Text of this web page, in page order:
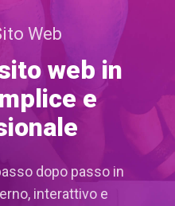
Web
web in
e
dopo passo in
interattivo e